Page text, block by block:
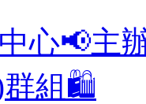
心📢主
群組🛍️